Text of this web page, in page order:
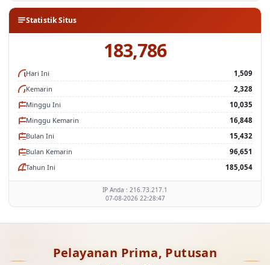
Statistik Situs
183,786
Kemarin
2,328
Minggu Ini
10,035
Minggu Kemarin
16,848
Bulan Ini
15,432
Bulan Kemarin
96,651
Tahun Ini
185,054
07-08-2026 22:28:47
Berkualitas